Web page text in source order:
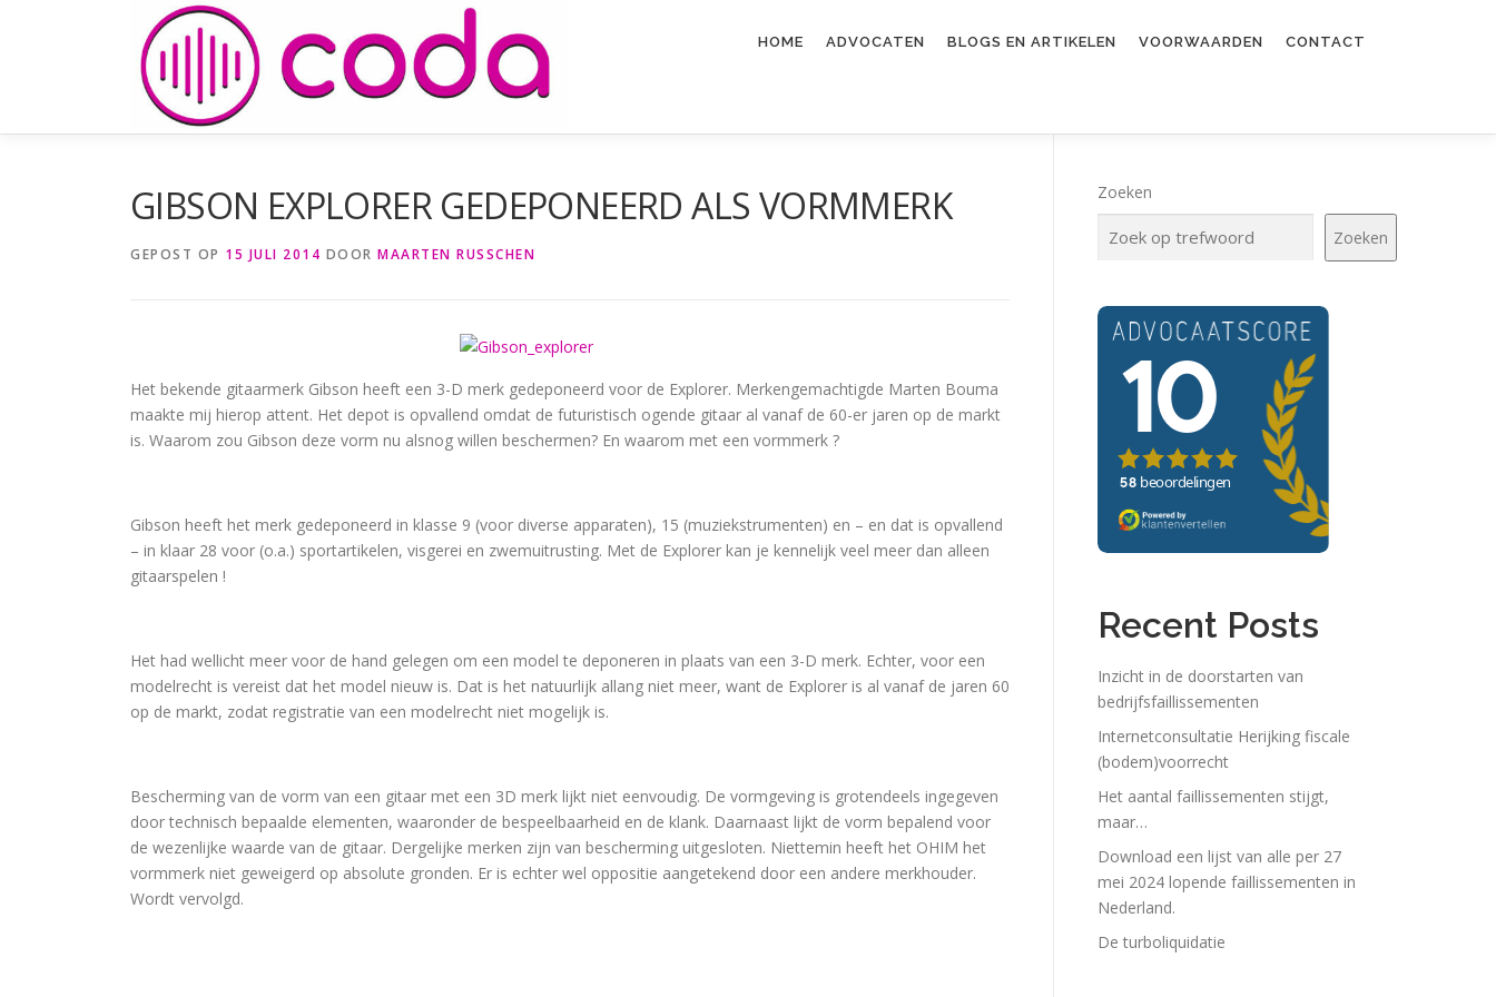
HOME ADVOCATEN BLOGS EN ARTIKELEN VOORWAARDEN CONTACT
GIBSON EXPLORER GEDEPONEERD ALS VORMMERK
GEPOST OP 15 JULI 2014 DOOR MAARTEN RUSSCHEN
Het bekende gitaarmerk Gibson heeft een 3-D merk gedeponeerd voor de Explorer. Merkengemachtigde Marten Bouma
maakte mij hierop attent. Het depot is opvallend omdat de futuristisch ogende gitaar al vanaf de 60-er jaren op de markt
is. Waarom zou Gibson deze vorm nu alsnog willen beschermen? En waarom met een vormmerk ?
Gibson heeft het merk gedeponeerd in klasse 9 (voor diverse apparaten), 15 (muziekstrumenten) en – en dat is opvallend
– in klaar 28 voor (o.a.) sportartikelen, visgerei en zwemuitrusting. Met de Explorer kan je kennelijk veel meer dan alleen
gitaarspelen !
Het had wellicht meer voor de hand gelegen om een model te deponeren in plaats van een 3-D merk. Echter, voor een
modelrecht is vereist dat het model nieuw is. Dat is het natuurlijk allang niet meer, want de Explorer is al vanaf de jaren 60
op de markt, zodat registratie van een modelrecht niet mogelijk is.
Bescherming van de vorm van een gitaar met een 3D merk lijkt niet eenvoudig. De vormgeving is grotendeels ingegeven
door technisch bepaalde elementen, waaronder de bespeelbaarheid en de klank. Daarnaast lijkt de vorm bepalend voor
de wezenlijke waarde van de gitaar. Dergelijke merken zijn van bescherming uitgesloten. Niettemin heeft het OHIM het
vormmerk niet geweigerd op absolute gronden. Er is echter wel oppositie aangetekend door een andere merkhouder.
Wordt vervolgd.
Zoeken
Zoeken
Recent Posts
Inzicht in de doorstarten van
bedrijfsfaillissementen
Internetconsultatie Herijking fiscale
(bodem)voorrecht
Het aantal faillissementen stijgt,
maar…
Download een lijst van alle per 27
mei 2024 lopende faillissementen in
Nederland.
De turboliquidatie